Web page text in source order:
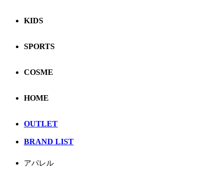
KIDS
SPORTS
COSME
HOME
OUTLET
BRAND LIST
アパレル